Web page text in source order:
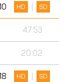
HD SD
47:53
20:02
HD SD